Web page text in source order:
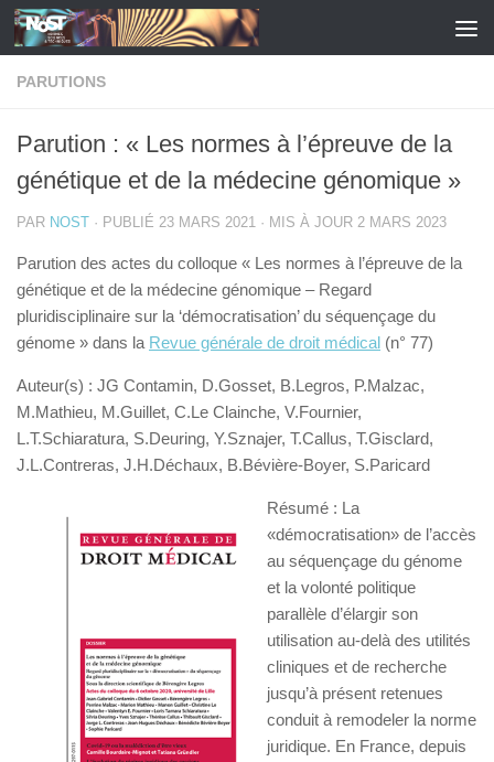
Skip to content
PARUTIONS
Parution : « Les normes à l’épreuve de la
génétique et de la médecine génomique »
PAR NOST · PUBLIÉ 23 MARS 2021 · MIS À JOUR 2 MARS 2023
Parution des actes du colloque « Les normes à l’épreuve de la
génétique et de la médecine génomique – Regard
pluridisciplinaire sur la ‘démocratisation’ du séquençage du
génome » dans la Revue générale de droit médical (n° 77)
Auteur(s) : JG Contamin, D.Gosset, B.Legros, P.Malzac,
M.Mathieu, M.Guillet, C.Le Clainche, V.Fournier,
L.T.Schiaratura, S.Deuring, Y.Sznajer, T.Callus, T.Gisclard,
J.L.Contreras, J.H.Déchaux, B.Bévière-Boyer, S.Paricard
Résumé : La
«démocratisation» de l’accès
au séquençage du génome
et la volonté politique
parallèle d’élargir son
utilisation au-delà des utilités
cliniques et de recherche
jusqu’à présent retenues
conduit à remodeler la norme
juridique. En France, depuis